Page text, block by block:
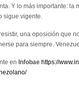
Y lo más importante: la
sigue vigente.
una oposición que
para siempre.
en Infobae https://